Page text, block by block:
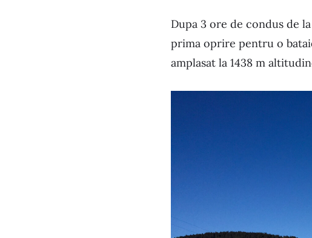
Dupa 3 ore de condus de
prima oprire pentru o
amplasat la 1438 m